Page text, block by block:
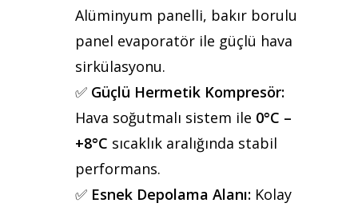
Alüminyum panelli, bakır borulu
panel evaporatör ile güçlü hava
sirkülasyonu.
✅ Güçlü Hermetik Kompresör:
Hava soğutmalı sistem ile 0°C –
+8°C sıcaklık aralığında stabil
performans.
✅ Esnek Depolama Alanı: Kolay